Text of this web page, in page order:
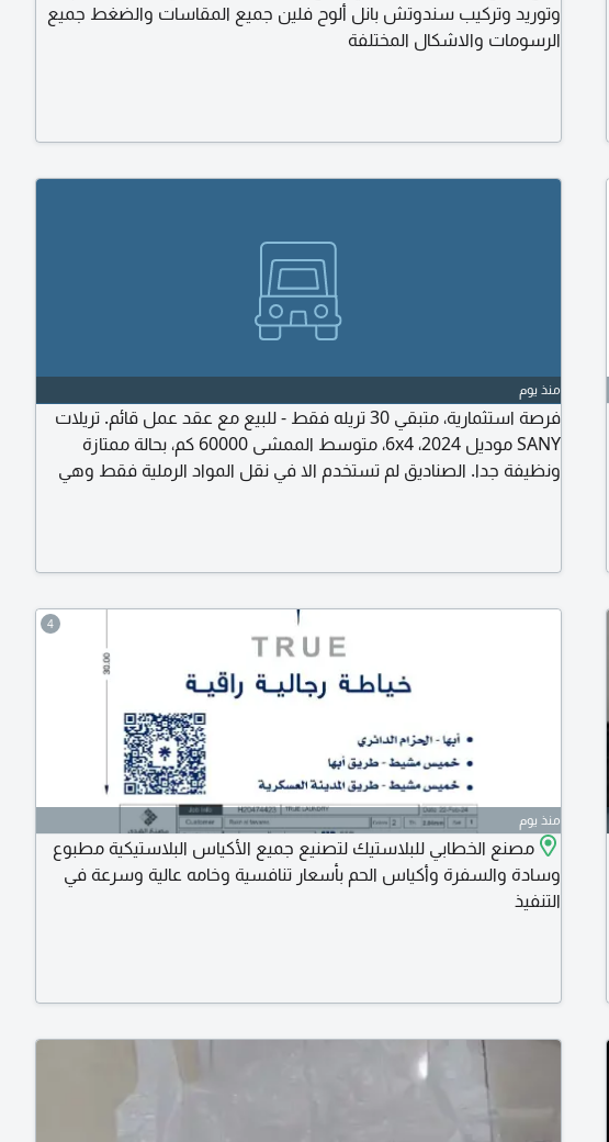
وتوريد وتركيب سندوتش بانل ألوح فلين جميع المقاسات والضغط جميع
الرسومات والاشكال المختلفة
منذ يوم
فرصة استثمارية، متبقي 30 تريله فقط - للبيع مع عقد عمل قائم. تريلات
SANY موديل 2024، 6x4، متوسط الممشى 60000 كم، بحالة ممتازة
ونظيفة جدا. الصناديق لم تستخدم الا في نقل المواد الرملية فقط وهي
بنكية أو شيك)
4
منذ يوم
مصنع الخطابي للبلاستيك لتصنيع جميع الأكياس البلاستيكية مطبوع
وسادة والسفرة وأكياس الحم بأسعار تنافسية وخامه عالية وسرعة في
التنفيذ